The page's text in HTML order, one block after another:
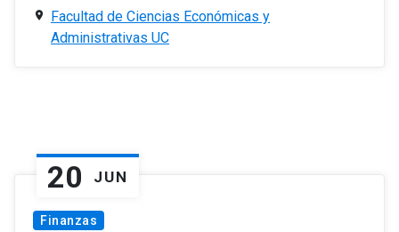
Facultad de Ciencias Económicas y
Administrativas UC
20 JUN
Finanzas